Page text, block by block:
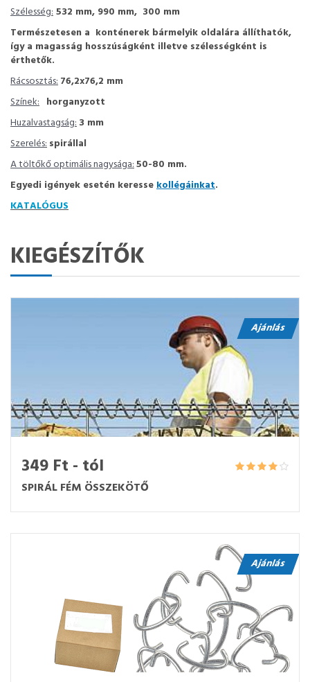
Szélesség:532 mm, 990 mm, 300 mm
Természetesen a konténerek bármelyik oldalára állíthatók,
így a magasság hosszúságként illetve szélességként is
érthetők.
Rácsosztás:76,2x76,2 mm
Színek: horganyzott
Huzalvastagság:3 mm
Szerelés:spirállal
A töltőkő optimális nagysága:50-80 mm.
Egyedi igények esetén keressekollégáinkat.
KATALÓGUS
KIEGÉSZÍTŐK
Ajánlás
349 Ft - tól
SPIRÁL FÉM ÖSSZEKÖTŐ
Ajánlás